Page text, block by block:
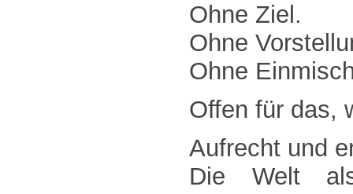
Ohne Ziel.
Ohne
Ohne
Offen für das,
Aufrecht und
Die Welt